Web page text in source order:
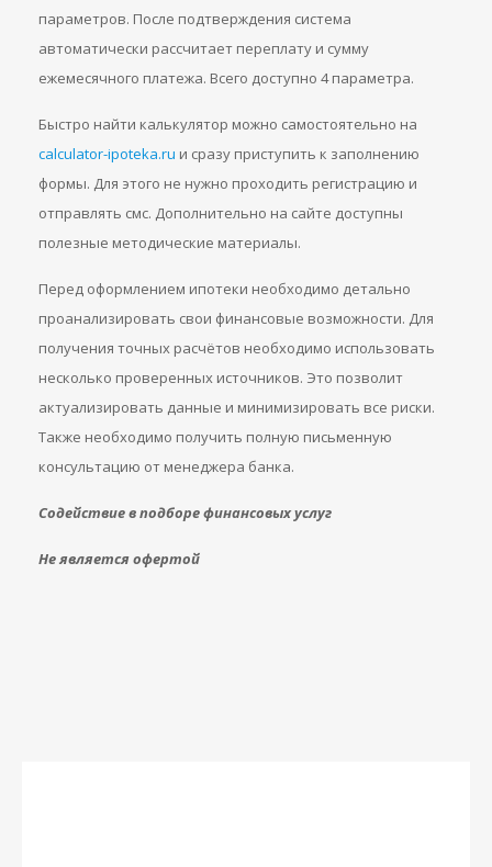
параметров. После подтверждения система
автоматически рассчитает переплату и сумму
ежемесячного платежа. Всего доступно 4 параметра.
Быстро найти калькулятор можно самостоятельно на
calculator-ipoteka.ru и сразу приступить к заполнению
формы. Для этого не нужно проходить регистрацию и
отправлять смс. Дополнительно на сайте доступны
полезные методические материалы.
Перед оформлением ипотеки необходимо детально
проанализировать свои финансовые возможности. Для
получения точных расчётов необходимо использовать
несколько проверенных источников. Это позволит
актуализировать данные и минимизировать все риски.
Также необходимо получить полную письменную
консультацию от менеджера банка.
Содействие в подборе финансовых услуг
Не является офертой